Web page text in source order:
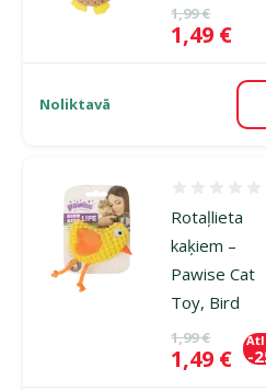
Oriģinālā
1,99 €
Cena
1,49 €
Noliktavā
Rotaļlieta
kaķiem –
Pawise Cat
Toy, Bird
Oriģinālā
1,99 €
Cena
1,49 € -